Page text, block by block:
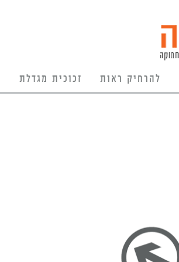
להרחיק ראות זכוכית מגדלת